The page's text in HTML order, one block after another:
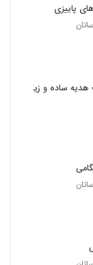
پاییزی
ساده و زیبا